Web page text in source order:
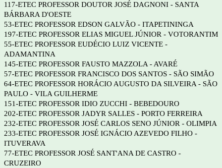
117-ETEC PROFESSOR DOUTOR JOSÉ DAGNONI - SANTA
BÁRBARA D'OESTE
53-ETEC PROFESSOR EDSON GALVÃO - ITAPETININGA
197-ETEC PROFESSOR ELIAS MIGUEL JÚNIOR - VOTORANTIM
55-ETEC PROFESSOR EUDÉCIO LUIZ VICENTE -
ADAMANTINA
145-ETEC PROFESSOR FAUSTO MAZZOLA - AVARÉ
57-ETEC PROFESSOR FRANCISCO DOS SANTOS - SÃO SIMÃO
64-ETEC PROFESSOR HORÁCIO AUGUSTO DA SILVEIRA - SÃO
PAULO - VILA GUILHERME
151-ETEC PROFESSOR IDIO ZUCCHI - BEBEDOURO
202-ETEC PROFESSOR JADYR SALLES - PORTO FERREIRA
232-ETEC PROFESSOR JOSÉ CARLOS SENO JÚNIOR - OLIMPIA
233-ETEC PROFESSOR JOSÉ IGNÁCIO AZEVEDO FILHO -
ITUVERAVA
77-ETEC PROFESSOR JOSÉ SANT'ANA DE CASTRO -
CRUZEIRO